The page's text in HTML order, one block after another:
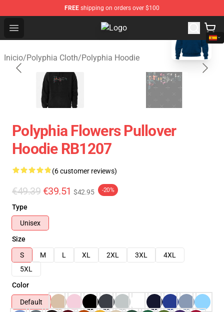
FREE shipping on orders over $100
Open menu Polyphia Shop - Official Polyphia
Inicio/Polyphia Cloth/Polyphia Hoodie
Polyphia Flowers Pullover
Hoodie RB1207
(6 customer reviews)
€49.39 €39.51 $42.95 -20%
Type
Unisex
Size
S
M L XL 2XL 3XL
4XL
5XL
Color
Default